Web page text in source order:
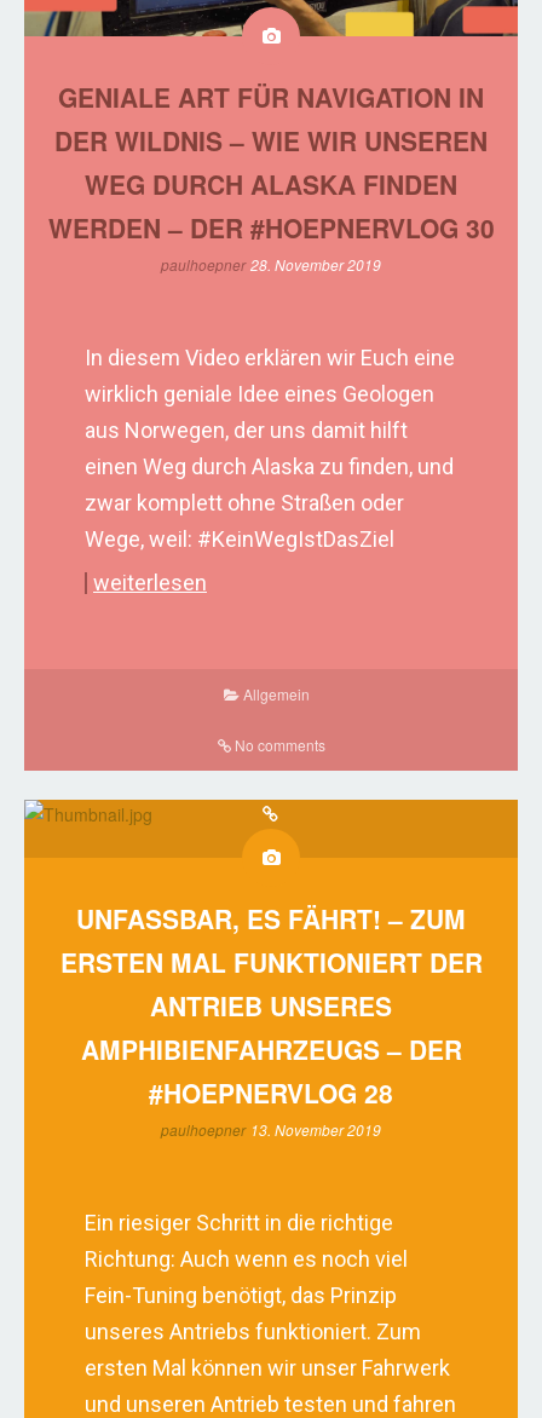
GENIALE ART FÜR NAVIGATION IN
DER WILDNIS – WIE WIR UNSEREN
WEG DURCH ALASKA FINDEN
WERDEN – DER #HOEPNERVLOG 30
paulhoepner 28. November 2019
In diesem Video erklären wir Euch eine
wirklich geniale Idee eines Geologen
aus Norwegen, der uns damit hilft
einen Weg durch Alaska zu finden, und
zwar komplett ohne Straßen oder
Wege, weil: #KeinWegIstDasZiel
weiterlesen
Allgemein
No comments
UNFASSBAR, ES FÄHRT! – ZUM
ERSTEN MAL FUNKTIONIERT DER
ANTRIEB UNSERES
AMPHIBIENFAHRZEUGS – DER
#HOEPNERVLOG 28
paulhoepner 13. November 2019
Ein riesiger Schritt in die richtige
Richtung: Auch wenn es noch viel
Fein-Tuning benötigt, das Prinzip
unseres Antriebs funktioniert. Zum
ersten Mal können wir unser Fahrwerk
und unseren Antrieb testen und fahren